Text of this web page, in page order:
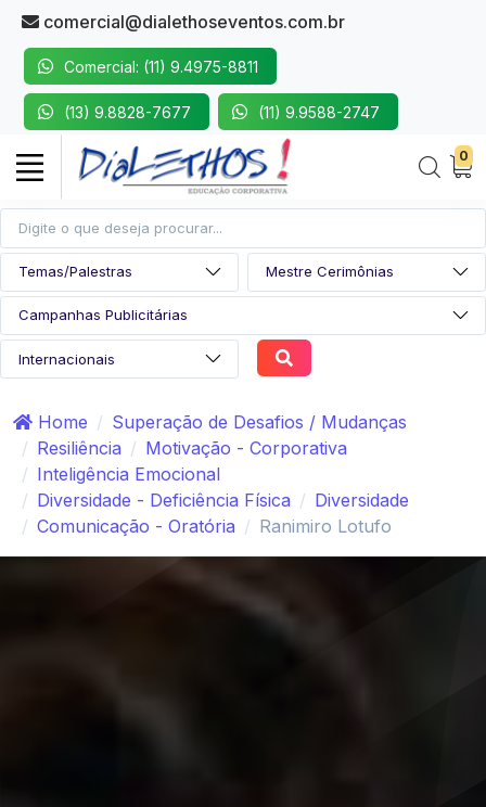
comercial@dialethoseventos.com.br
Comercial: (11) 9.4975-8811
(13) 9.8828-7677 (11) 9.9588-2747
0
Home
Superação de Desafios / Mudanças
Resiliência
Motivação - Corporativa
Inteligência Emocional
Diversidade - Deficiência Física
Diversidade
Comunicação - Oratória
Ranimiro Lotufo